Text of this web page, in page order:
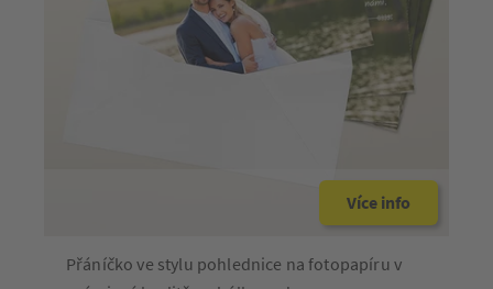
Více info
Přáníčko ve stylu pohlednice na fotopapíru v